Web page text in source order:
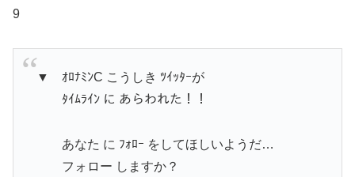
9
▼ ｵﾛﾅﾐﾝC こうしき ﾂｲｯﾀｰが
ﾀｲﾑﾗｲﾝ に あらわれた！！
あなた に ﾌｫﾛｰ をしてほしいようだ…
フォロー しますか？